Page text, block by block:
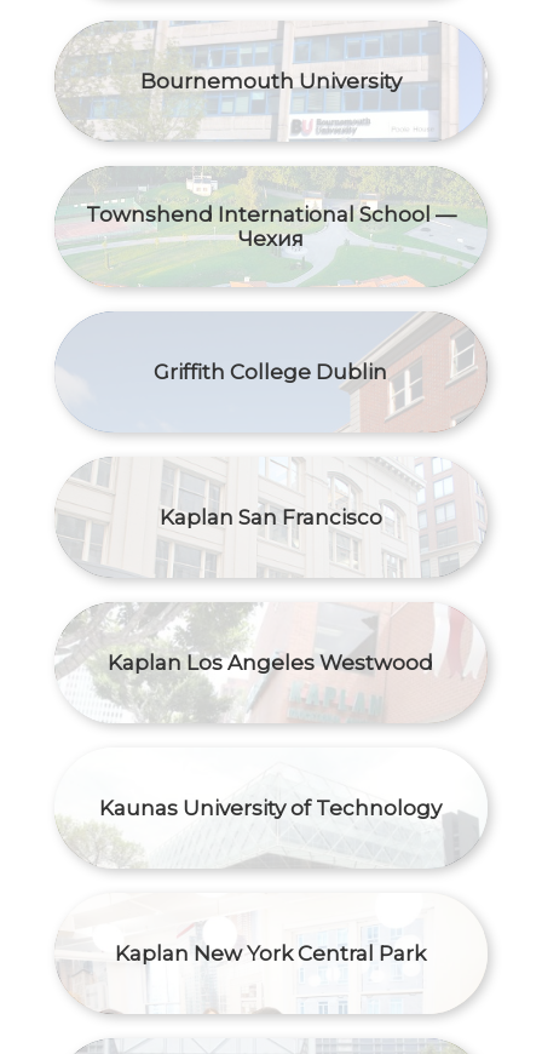
Bournemouth University
Townshend International School —
Чехия
Griffith College Dublin
Kaplan San Francisco
Kaplan Los Angeles Westwood
Kaunas University of Technology
Kaplan New York Central Park